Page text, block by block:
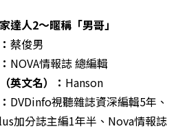
達人2～暱稱「男哥」
蔡俊男
NOVA情報誌 總編輯
英文名）： Hanson
DVDinfo視聽雜誌資深編輯5年、
加分誌主編1年半、Nova情報誌